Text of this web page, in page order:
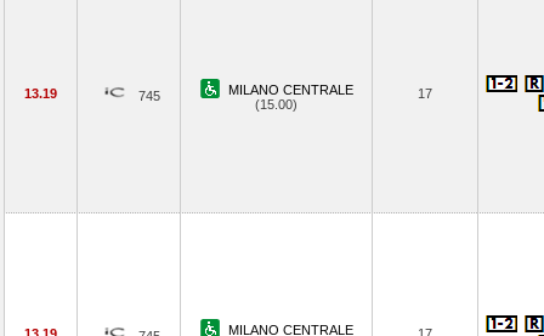
13.19 745
MILANO CENTRALE
(15.00)
17
MILANO CENTRALE